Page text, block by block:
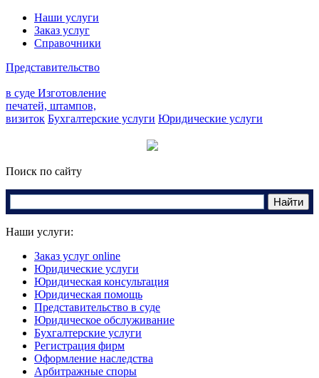
Наши услуги
Заказ услуг
Справочники
Представительство
в суде Изготовление
печатей, штампов,
визиток Бухгалтерские услуги Юридические услуги
Поиск по сайту
Наши услуги:
Заказ услуг online
Юридические услуги
Юридическая консультация
Юридическая помощь
Представительство в суде
Юридическое обслуживание
Бухгалтерские услуги
Регистрация фирм
Оформление наследства
Арбитражные споры